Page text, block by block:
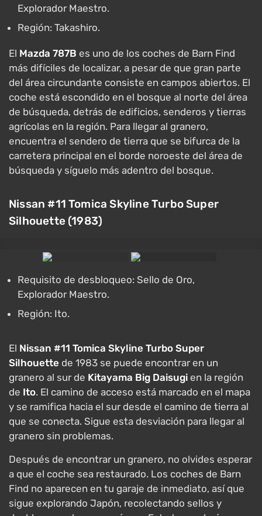
Explorador Maestro.
Región: Takashiro.
El Mazda 787B es uno de los coches de Barn Find
más difíciles de localizar, a pesar de que gran parte
del área circundante consiste en campos abiertos. El
coche está escondido en el bosque al norte del área
de búsqueda, detrás de edificios, senderos y tierras
agrícolas en la región. Para llegar al granero,
encuentra el sendero de tierra que se bifurca de la
carretera principal en el borde noroeste del área de
búsqueda y síguelo más adentro del bosque.
Nissan #11 Tomica Skyline Turbo Super
Silhouette (1983)
Requisito de desbloqueo: Sello de Oro,
Explorador Maestro.
Región: Ito.
El Nissan #11 Tomica Skyline Turbo Super
Silhouette de 1983 se puede encontrar en un
granero al sur de Kitayama Big Daisugi en la región
de Ito. El camino de acceso está marcado en el mapa
y se ramifica hacia el sur desde el camino de tierra al
que se conecta. Sigue esta desviación para llegar al
granero sin problemas.
Después de encontrar un granero, no olvides esperar
a que el coche sea restaurado. Los coches de Barn
Find no aparecen en tu garaje de inmediato, así que
sigue explorando Japón, recolectando sellos y